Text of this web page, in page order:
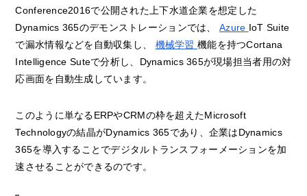
Conference2016で公開された上下水道企業を想定した
Dynamics 365のデモンストレーションでは、 Azure IoT Suite
で漏水情報などを自動収集し、 機械学習機能を持つCortana
Intelligence Suteで分析し、Dynamics 365が現場担当者用の対
応画面を自動生成しています。
このように単なるERPやCRMの枠を超えたMicrosoft
Technologyの結晶がDynamics 365であり、企業はDynamics
365を導入することでデジタルトランスフォーメーションを加
速させることができるのです。